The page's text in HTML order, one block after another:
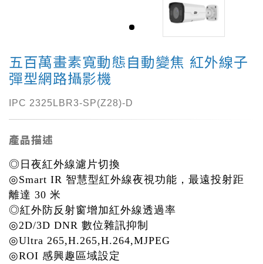
五百萬畫素寬動態自動變焦 紅外線子
彈型網路攝影機
IPC 2325LBR3-SP(Z28)-D
產品描述
◎日夜紅外線濾片切換
◎Smart IR 智慧型紅外線夜視功能，最遠投射距
離達 30 米
◎紅外防反射窗增加紅外線透過率
◎2D/3D DNR 數位雜訊抑制
◎Ultra 265,H.265,H.264,MJPEG
◎ROI 感興趣區域設定